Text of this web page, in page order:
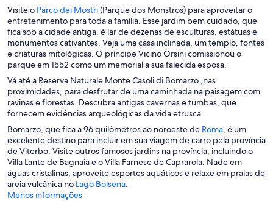
Visite o Parco dei MostriA
b
e
e
m
m
a
n
o
v
a
j
a
n
e
(Parque dos Monstros) para aproveitar o
entretenimento para toda a família. Esse jardim bem cuidado, que
fica sob a cidade antiga, é lar de dezenas de esculturas, estátuas e
monumentos cativantes. Veja uma casa inclinada, um templo, fontes
e criaturas mitológicas. O príncipe Vicino Orsini comissionou o
parque em 1552 como um memorial a sua falecida esposa.
Vá até a Reserva Naturale Monte Casoli di Bomarzo ,nas
proximidades, para desfrutar de uma caminhada na paisagem com
ravinas e florestas. Descubra antigas cavernas e tumbas, que
fornecem evidências arqueológicas da vida etrusca.
Bomarzo, que fica a 96 quilômetros ao noroeste de RomaA
b
r
e
e
, é um
excelente destino para incluir em sua viagem de carro pela província
de Viterbo. Visite outros famosos jardins na província, incluindo o
Villa Lante de Bagnaia e o Villa Farnese de Caprarola. Nade em
águas cristalinas, aproveite esportes aquáticos e relaxe em praias de
areia vulcânica no Lago BolsenaA
Menos informações